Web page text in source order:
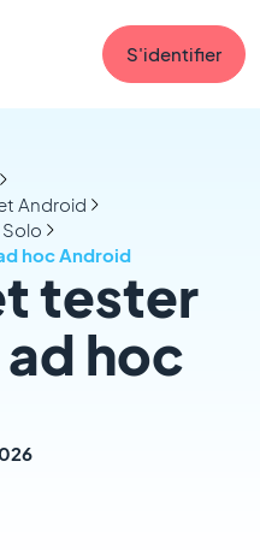
S'identifier
Android
hoc Android
tester
hoc